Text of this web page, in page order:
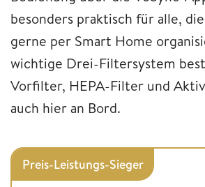
besonders praktisch für alle,
gerne per Smart Home
wichtige Drei-Filtersystem
Vorfilter, HEPA-Filter und
auch hier an Bord.
Preis-Leistungs-Sieger